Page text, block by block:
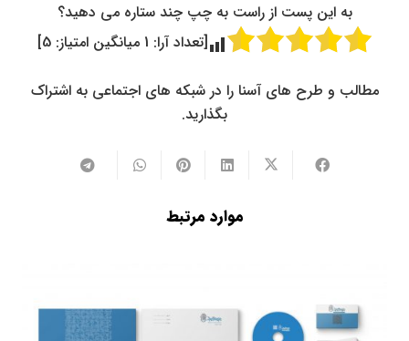
به این پست از راست به چپ چند ستاره می دهید؟
[تعداد آرا: 1 میانگین امتیاز:5
]
مطالب و طرح های آسنا را در شبکه های اجتماعی به اشتراک
بگذارید.
موارد مرتبط